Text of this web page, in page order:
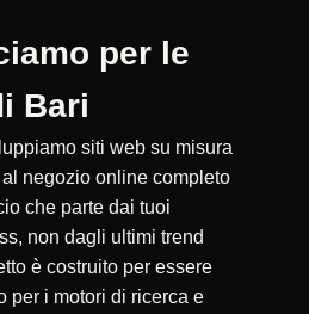
per le
Bari
siti web su misura
negozio online completo
che parte dai tuoi
non dagli ultimi trend
è costruito per essere
per i motori di ricerca e